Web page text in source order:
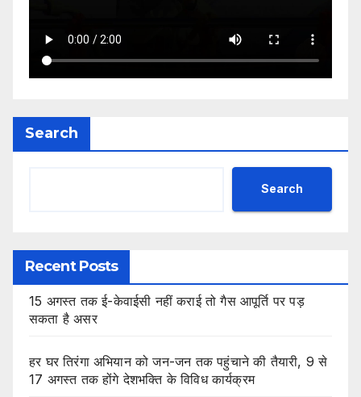
Search
Search
Recent Posts
15 अगस्त तक ई-केवाईसी नहीं कराई तो गैस आपूर्ति पर पड़
सकता है असर
हर घर तिरंगा अभियान को जन-जन तक पहुंचाने की तैयारी, 9 से
17 अगस्त तक होंगे देशभक्ति के विविध कार्यक्रम